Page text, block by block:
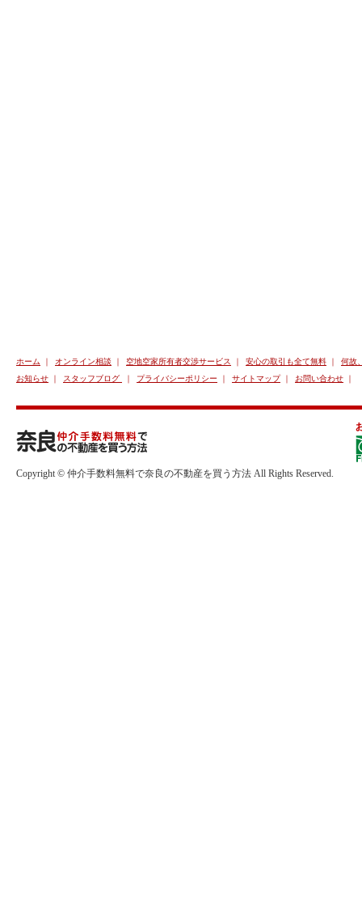
ホーム ｜ オンライン相談 ｜ 空地空家所有者交渉サービス ｜ 安心の取引も全て無料 ｜
何故
お知らせ ｜ スタッフブログ ｜ プライバシーポリシー ｜ サイトマップ｜ お問い合わせ ｜
Copyright © 仲介手数料無料で奈良の不動産を買う方法 All Rights Reserved.